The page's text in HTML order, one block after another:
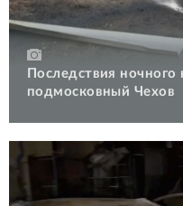
Последствия
подмосковный Чехов